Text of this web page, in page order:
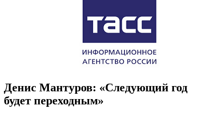
Денис Мантуров: «Следующий год
будет переходным»